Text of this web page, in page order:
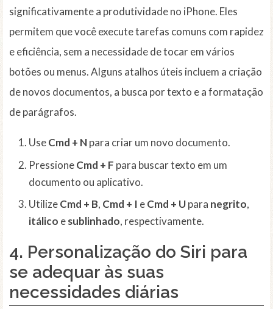
significativamente a produtividade no iPhone. Eles
permitem que você execute tarefas comuns com rapidez
e eficiência, sem a necessidade de tocar em vários
botões ou menus. Alguns atalhos úteis incluem a criação
de novos documentos, a busca por texto e a formatação
de parágrafos.
UseCmd + Npara criar um novo documento.
PressioneCmd + F para buscar texto em um
documento ou aplicativo.
UtilizeCmd + B, Cmd + I eCmd + Upara negrito,
itálico esublinhado, respectivamente.
4. Personalização do Siri para
se adequar às suas
necessidades diárias